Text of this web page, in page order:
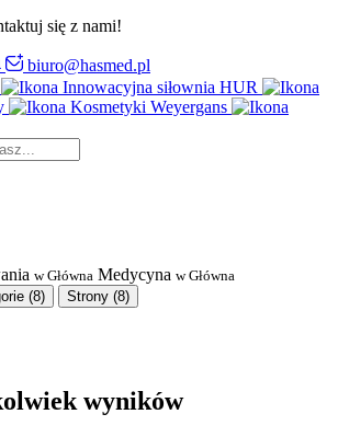
się z nami!
biuro@hasmed.pl
Innowacyjna siłownia HUR
Kosmetyki Weyergans
w Główna Medycyna w Główna
(8) Strony (8)
wyników